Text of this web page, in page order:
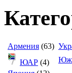
Армения (63)
ЮАР (4)